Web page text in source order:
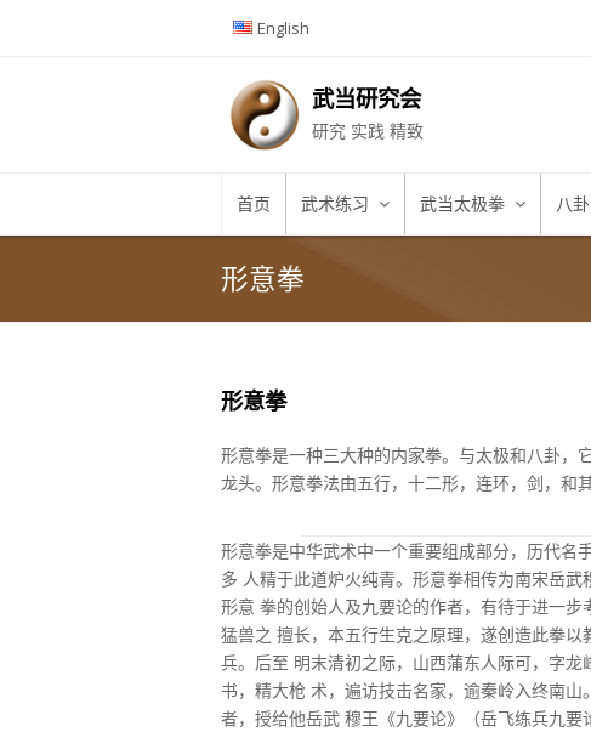
English
武当研究会
研究 实践 精致
首页 武术练习 武当太极拳 八
形意拳
形意拳
形意拳是一种三大种的内家拳。与太极和八卦，
龙头。形意拳法由五行，十二形，连环，剑，和
形意拳是中华武术中一个重要组成部分，历代名
多 人精于此道炉火纯青。形意拳相传为南宋岳武
形意 拳的创始人及九要论的作者，有待于进一步
猛兽之 擅长，本五行生克之原理，遂创造此拳以
兵。后至 明末清初之际，山西蒲东人际可，字龙
书，精大枪 术，遍访技击名家，逾秦岭入终南山
者，授给他岳武 穆王《九要论》（岳飞练兵九要